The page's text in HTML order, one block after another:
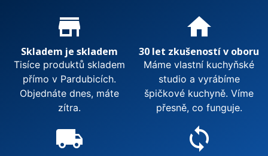
Proč nakupovat u nás?
store_mall_directory
Skladem je skladem
Tisíce produktů skladem
přímo v Pardubicích.
Objednáte dnes, máte
zítra.
home
30 let zkušeností v oboru
Máme vlastní kuchyňské
studio a vyrábíme
špičkové kuchyně. Víme
přesně, co funguje.
local_shipping sync